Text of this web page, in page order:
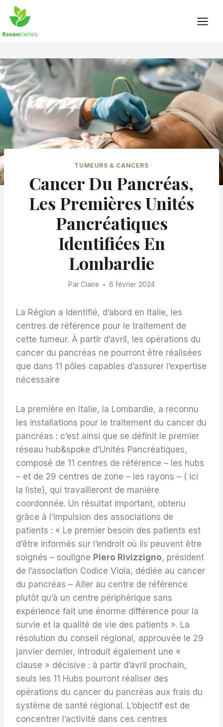
Skip
content
TUMEURS & CANCERS
Cancer Du Pancréas,
Les Premières Unités
Pancréatiques
Identifiées En
Lombardie
Par Claire 6 février 2024
La Région a identifié, d’abord en Italie, les
centres de référence pour le traitement de
cette tumeur. À partir d’avril, les opérations du
cancer du pancréas ne pourront être réalisées
que dans 11 pôles capables d’assurer l’expertise
nécessaire
La première en Italie, la Lombardie, a reconnu
les installations pour le traitement du cancer du
pancréas : c’est ainsi que se définit le premier
réseau hub&spoke d’Unités Pancréatiques,
composé de 11 centres de référence – les hubs
– et de 29 centres de zone – les rayons – ( ici
la liste), qui travailleront de manière
coordonnée. Un résultat important, obtenu
grâce à l’impulsion des associations de
patients : « Le premier besoin des patients est
d’être informés sur l’endroit où ils peuvent être
soignés – souligne Piero Rivizzigno, président
de l’association Codice Viola, dédiée au cancer
du pancréas – Aller au centre de référence
plutôt qu’à un centre périphérique sans
expérience fait une énorme différence pour la
survie et la qualité de vie des patients ». La
résolution du conseil régional, approuvée le 29
janvier dernier, introduit également une «
clause » décisive : à partir d’avril prochain,
seuls les 11 Hubs pourront réaliser des
opérations du cancer du pancréas aux frais du
système de santé régional. L’objectif est de
concentrer l’activité dans ces centres